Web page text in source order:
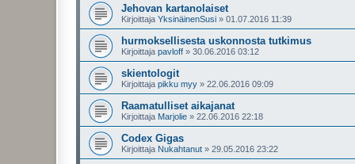
Jehovan kartanolaiset
Kirjoittaja YksinäinenSusi » 01.07.2016 11:39
hurmoksellisesta uskonnosta tutkimus
Kirjoittaja pavloff » 30.06.2016 03:12
skientologit
Kirjoittaja pikku myy » 22.06.2016 09:09
Raamatulliset aikajanat
Kirjoittaja Marjolie » 22.06.2016 22:18
Codex Gigas
Kirjoittaja Nukahtanut » 29.05.2016 23:22